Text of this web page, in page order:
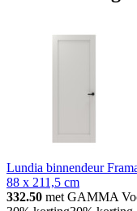
Lundia binnendeur
88 x 211,5 cm
332.50 met GAMMA